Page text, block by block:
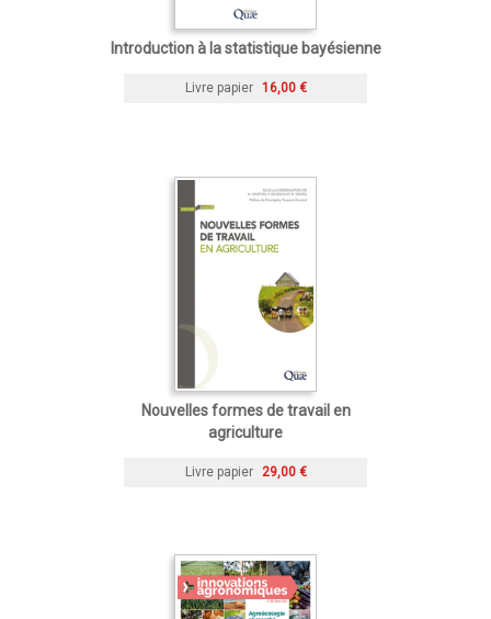
Introduction à la statistique bayésienne
Livre papier 16,00 €
Nouvelles formes de travail en
agriculture
Livre papier 29,00 €